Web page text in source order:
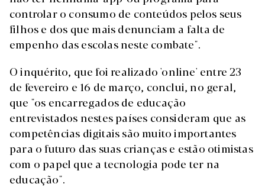
controlar o consumo de conteúdos pelos seus
filhos e dos que mais denunciam a falta de
empenho das escolas neste combate".
O inquérito, que foi realizado 'online' entre 23
de fevereiro e 16 de março, conclui, no geral,
que "os encarregados de educação
entrevistados nestes países consideram que as
competências digitais são muito importantes
para o futuro das suas crianças e estão otimistas
com o papel que a tecnologia pode ter na
educação".